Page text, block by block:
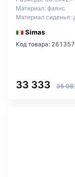
Материал: фаянс
Материал сиденья:
Simas
Код товара: 261357
33 333 35